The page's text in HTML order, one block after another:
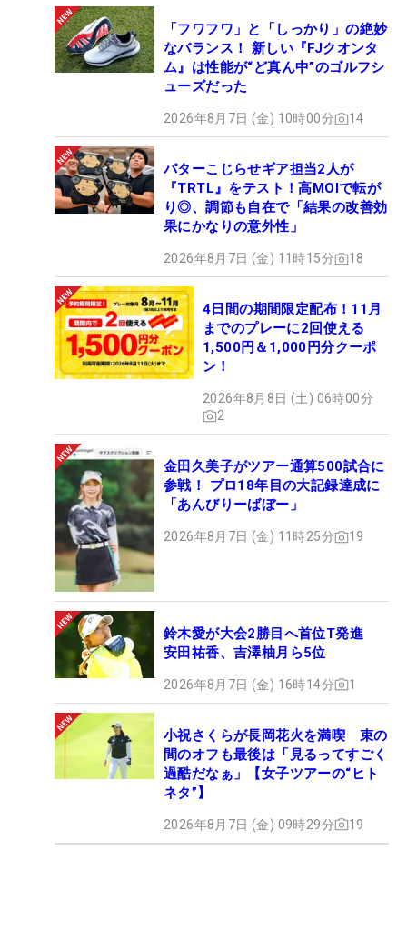
「フワフワ」と「しっかり」の絶妙
なバランス！ 新しい『FJクオンタ
ム』は性能が“ど真ん中”のゴルフシ
ューズだった
2026年8月7日 (金) 10時00分 14
パターこじらせギア担当2人が
『TRTL』をテスト！高MOIで転が
り◎、調節も自在で「結果の改善効
果にかなりの意外性」
2026年8月7日 (金) 11時15分 18
4日間の期間限定配布！11月
までのプレーに2回使える
1,500円＆1,000円分クーポ
ン！
2026年8月8日 (土) 06時00分
2
金田久美子がツアー通算500試合に
参戦！ プロ18年目の大記録達成に
「あんびりーばぼー」
2026年8月7日 (金) 11時25分 19
鈴木愛が大会2勝目へ首位T発進
安田祐香、吉澤柚月ら5位
2026年8月7日 (金) 16時14分 1
小祝さくらが長岡花火を満喫 束の
間のオフも最後は「見るってすごく
過酷だなぁ」【女子ツアーの“ヒト
ネタ”】
2026年8月7日 (金) 09時29分 19